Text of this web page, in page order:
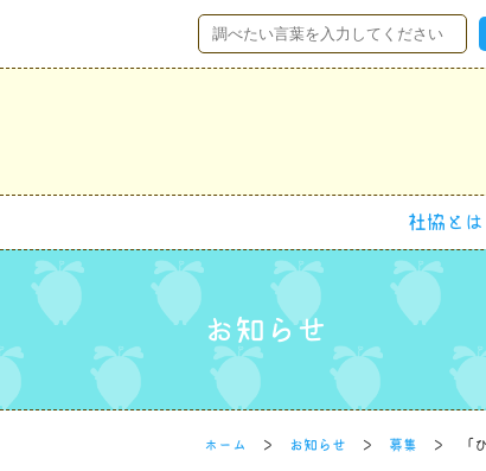
社協とは
お知らせ
ホーム お知らせ 募集 「